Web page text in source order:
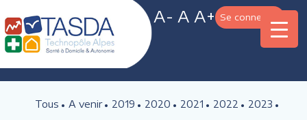
A- A A+ Se connecter
Tous A venir 2019 2020 2021 2022
2023